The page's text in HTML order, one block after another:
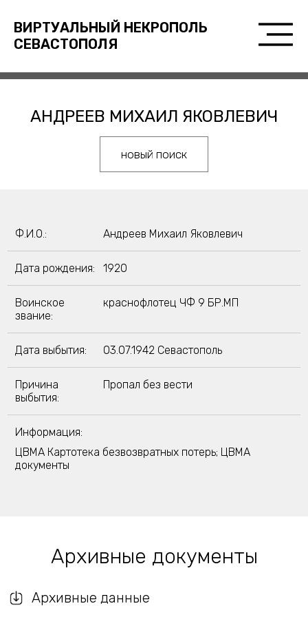
ВИРТУАЛЬНЫЙ НЕКРОПОЛЬ
СЕВАСТОПОЛЯ
АНДРЕЕВ МИХАИЛ ЯКОВЛЕВИЧ
новый поиск
Ф.И.О.: Андреев Михаил Яковлевич
Дата рождения: 1920
Воинское
звание:
краснофлотец ЧФ 9 БР.МП
Дата выбытия: 03.07.1942 Севастополь
Причина
выбытия:
Пропал без вести
Информация:
ЦВМА Картотека безвозвратных потерь; ЦВМА
документы
Архивные документы
Архивные данные